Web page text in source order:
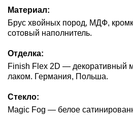
Материал:
Брус хвойных пород, МДФ,
сотовый наполнитель.
Отделка:
Finish Flex 2D — декоративный
лаком. Германия, Польша.
Стекло:
Magic Fog — белое